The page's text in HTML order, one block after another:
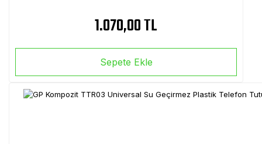
1.070,00 TL
Sepete Ekle